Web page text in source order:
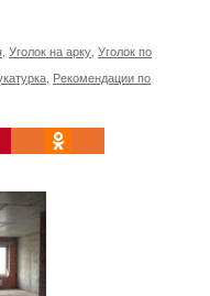
, Уголок на арку, Уголок по
, Рекомендации по